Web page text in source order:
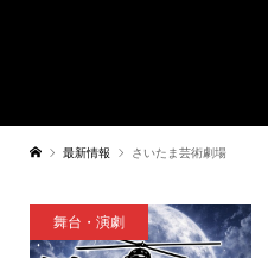
最新情報 さいたま芸術劇場
舞台・演劇